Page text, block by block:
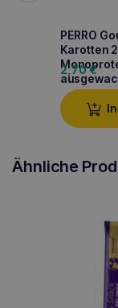
PERRO
Karotten
2,70€
Ähnliche